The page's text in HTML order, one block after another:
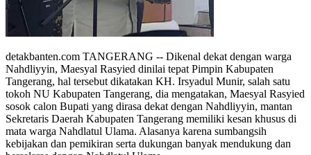
detakbanten.com TANGERANG -- Dikenal dekat dengan warga
Nahdliyyin, Maesyal Rasyied dinilai tepat Pimpin Kabupaten
Tangerang, hal tersebut dikatakan KH. Irsyadul Munir, salah satu
tokoh NU Kabupaten Tangerang, dia mengatakan, Maesyal Rasyied
sosok calon Bupati yang dirasa dekat dengan Nahdliyyin, mantan
Sekretaris Daerah Kabupaten Tangerang memiliki kesan khusus di
mata warga Nahdlatul Ulama. Alasanya karena sumbangsih
kebijakan dan pemikiran serta dukungan banyak mendukung dan